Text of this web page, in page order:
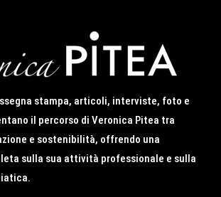
stampa, articoli, interviste, foto e
il percorso di Veronica Pitea tra
e sostenibilità, offrendo una
sulla sua attività professionale e sulla